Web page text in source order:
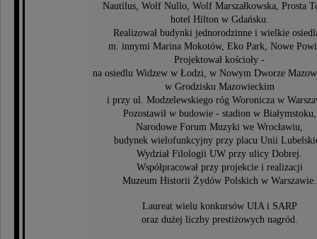
Nautilus, Wolf Nullo, Wolf Marszałkowska, Prosta
hotel Hilton w Gdańsku.
Realizował budynki jednorodzinne i wielkie
m. innymi Marina Mokotów, Eko Park, Nowe
Projektował kościoły -
na osiedlu Widzew w Łodzi, w Nowym Dworze
w Grodzisku Mazowieckim
i przy ul. Modzelewskiego róg Woronicza w
Pozostawił w budowie - stadion w Białymstoku,
Narodowe Forum Muzyki we Wrocławiu,
budynek wielofunkcyjny przy placu Unii
Wydział Filologii UW przy ulicy Dobrej.
Współpracował przy projekcie i realizacji
Muzeum Historii Żydów Polskich w Warszawie.
Laureat wielu konkursów UIA i SARP
oraz dużej liczby prestiżowych nagród.